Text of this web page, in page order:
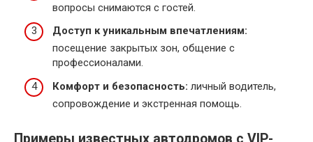
вопросы снимаются с гостей.
Доступ к уникальным впечатлениям:
посещение закрытых зон, общение с
профессионалами.
Комфорт и безопасность: личный водитель,
сопровождение и экстренная помощь.